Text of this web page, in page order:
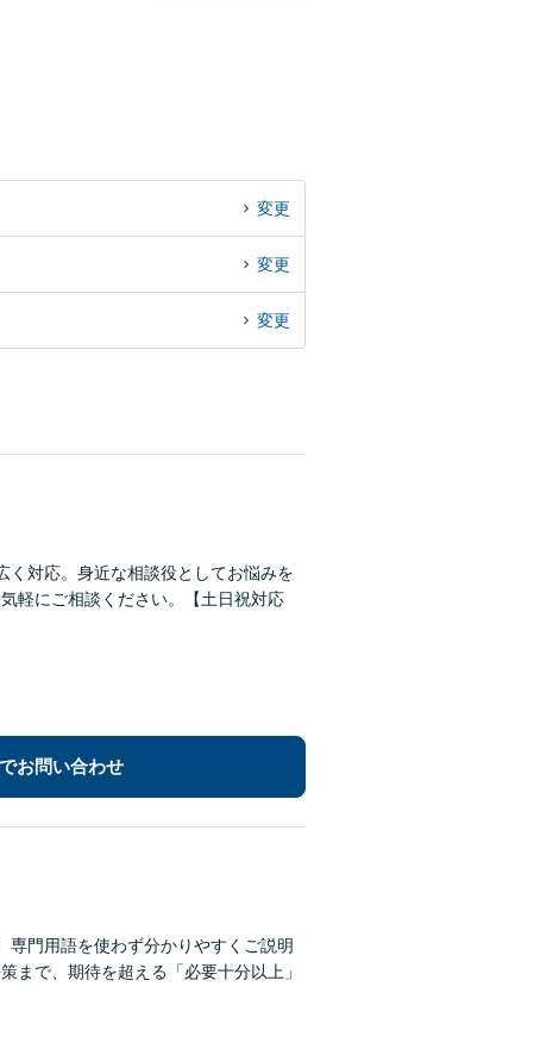
変更
変更
変更
く対応。身近な相談役としてお悩みを
軽にご相談ください。【土日祝対応
お問い合わせ
専門用語を使わず分かりやすくご説明
まで、期待を超える「必要十分以上」